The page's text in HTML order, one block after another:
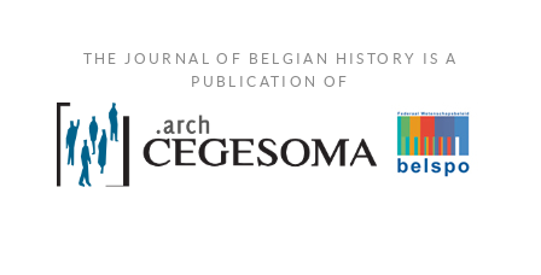
THE JOURNAL OF BELGIAN HISTORY IS A
PUBLICATION OF